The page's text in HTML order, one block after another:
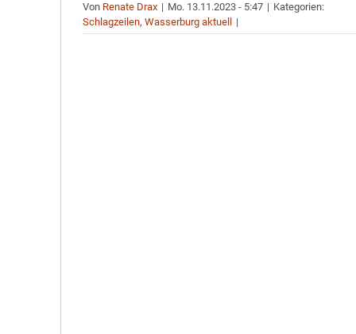
Von Renate Drax | Mo. 13.11.2023 - 5:47 | Kategorien:
Schlagzeilen,Wasserburg aktuell |